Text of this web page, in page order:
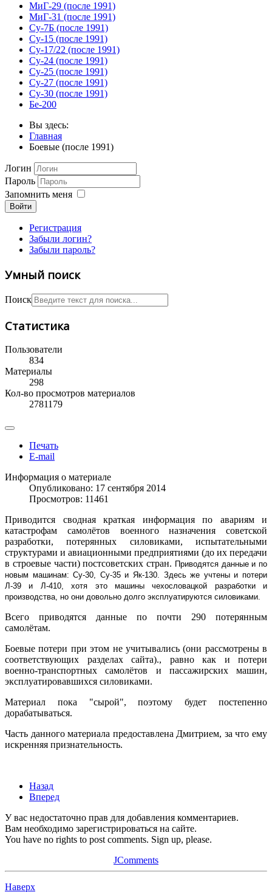
МиГ-29 (после 1991)
МиГ-31 (после 1991)
Су-7Б (после 1991)
Су-15 (после 1991)
Су-17/22 (после 1991)
Су-24 (после 1991)
Су-25 (после 1991)
Су-27 (после 1991)
Су-30 (после 1991)
Бе-200
Вы здесь:
Главная
Боевые (после 1991)
Логин
Пароль
Запомнить меня
Войти
Регистрация
Забыли логин?
Забыли пароль?
Умный поиск
Поиск
Статистика
Пользователи
834
Материалы
298
Кол-во просмотров материалов
2781179
Печать
E-mail
Информация о материале
Опубликовано: 17 сентября 2014
Просмотров: 11461
Приводится сводная краткая информация по авариям и
катастрофам самолётов военного назначения советской
разработки, потерянных силовиками, испытательными
структурами и авиационными предприятиями (до их передачи
в строевые части) постсоветских стран. Приводятся данные и по
новым машинам: Су-30, Су-35 и Як-130. Здесь же учтены и потери
Л-39 и Л-410, хотя это машины чехословацкой разработки и
производства, но они довольно долго эксплуатируются силовиками.
Всего приводятся данные по почти 290 потерянным
самолётам.
Боевые потери при этом не учитывались (они рассмотрены в
соответствующих разделах сайта)., равно как и потери
военно-транспортных самолётов и пассажирских машин,
эксплуатировавшихся силовиками.
Материал пока "сырой", поэтому будет постепенно
дорабатываться.
Часть данного материала предоставлена Дмитрием, за что ему
искренняя признательность.
Назад
Вперед
У вас недостаточно прав для добавления комментариев.
Вам необходимо зарегистрироваться на сайте.
You have no rights to post comments. Sign up, please.
JComments
Наверх